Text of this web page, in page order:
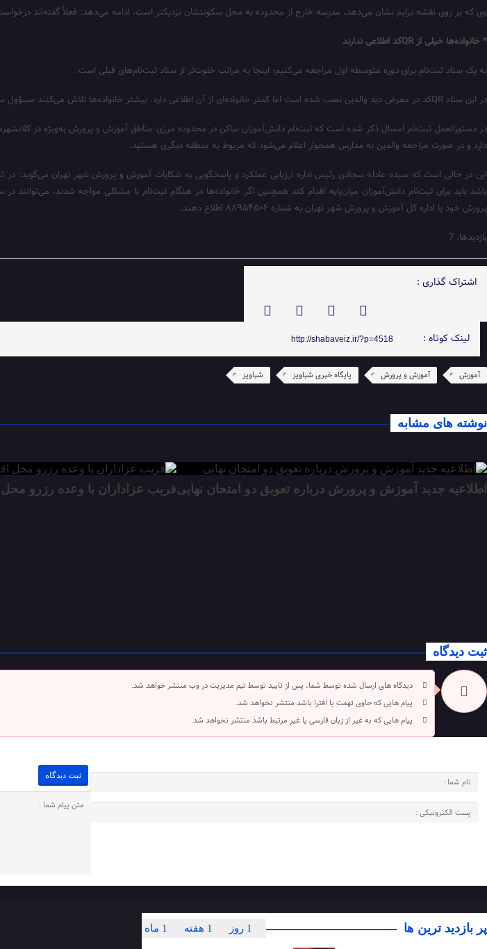
وی که بر روی نقشه برایم نشان می‌دهد، مدرسه خارج از محدوده به محل سکونتشان نزدیکتر است، ادامه می‌دهد: فعلاً گفته‌اند
* خانواده‌ها خیلی از QRکد اطلاعی ندارند
به یک ستاد ثبت‌نام برای دوره متوسطه اول مراجعه می‌کنیم؛ اینجا به مراتب خلوت‌تر از ستاد ثبت‌نام‌های قبلی است.
در این ستاد QRکد در معرض دید والدین نصب شده است اما کمتر خانواده‌ای از آن اطلاعی دارد. بیشتر خانواده‌ها تلاش می‌کنند مسؤول ستاد ثبت‌نام را راضی کنند، نامه ثبت‌نام را بگیرند و فرزندشان را در مدرسه ثبت‌نام کنند.
در دستورالعمل ثبت‌نام امسال ذکر شده است که ثبت‌نام دانش‌آموزان ساکن در محدوده مرزی مناطق آموزش و پرورش به‌ویژه در
دارد و در صورت مراجعه والدین به مدارس همجوار اعلام می‌شود که مربوط به منطقه دیگری هستید.
این در حالی است که سیده عادله سجادی رئیس اداره ارزیابی عملکرد و پاسخگویی به شکایات آموزش و پرورش شهر تهران می‌گوید: در
باشد باید برای ثبت‌نام دانش‌آموزان میان‌پایه اقدام کند همچنین اگر خانواده‌ها در هنگام ثبت‌نام با مشکلی مواجه شدند، می‌توانند
پرورش خود یا اداره کل آموزش و پرورش شهر تهران به شماره ۸۸۹۵۴۵۰۶ اطلاع دهند.
بازدیدها: 7
اشتراک گذاری :
لینک کوتاه : http://shabaveiz.ir/?p=4518
آموزش آموزش و پرورش پایگاه خبری شباویز شباویز
نوشته های مشابه
اطلاعیه جدید آموزش و پرورش درباره تعویق دو امتحان نهاییفریب عزاداران با وعده رزرو
ثبت دیدگاه
دیدگاه های ارسال شده توسط شما، پس از تایید توسط تیم مدیریت در وب منتشر خواهد شد.
پیام هایی که حاوی تهمت یا افترا باشد منتشر نخواهد شد.
پیام هایی که به غیر از زبان فارسی یا غیر مرتبط باشد منتشر نخواهد شد.
پر بازدید ترین ها 1 ماه 1 هفته 1 روز